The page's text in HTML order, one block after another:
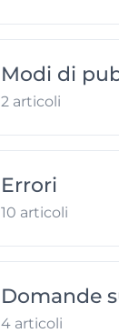
Modi di
2 articoli
Errori
10 articoli
Domande
4 articoli